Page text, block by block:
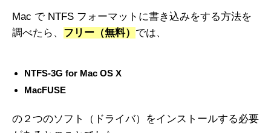
Mac で NTFS フォーマットに書き込みをする方法を
調べたら、 フリー（無料） では、
NTFS-3G for Mac OS X
MacFUSE
の２つのソフト（ドライバ）をインストールする必要